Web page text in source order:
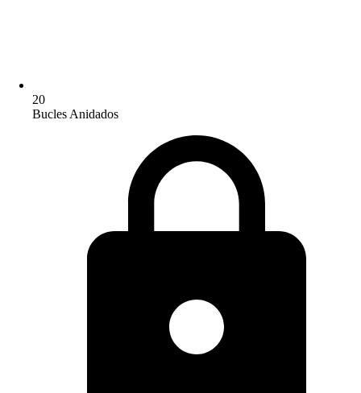
20
Bucles Anidados